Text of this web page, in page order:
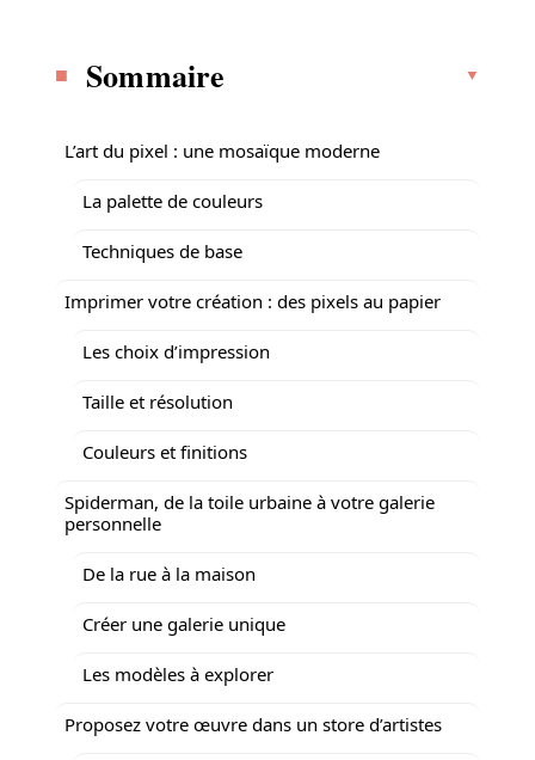
Sommaire
L’art du pixel : une mosaïque moderne
La palette de couleurs
Techniques de base
Imprimer votre création : des pixels au papier
Les choix d’impression
Taille et résolution
Couleurs et finitions
Spiderman, de la toile urbaine à votre galerie
personnelle
De la rue à la maison
Créer une galerie unique
Les modèles à explorer
Proposez votre œuvre dans un store d’artistes